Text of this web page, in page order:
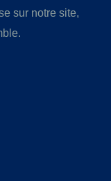
sur notre site,